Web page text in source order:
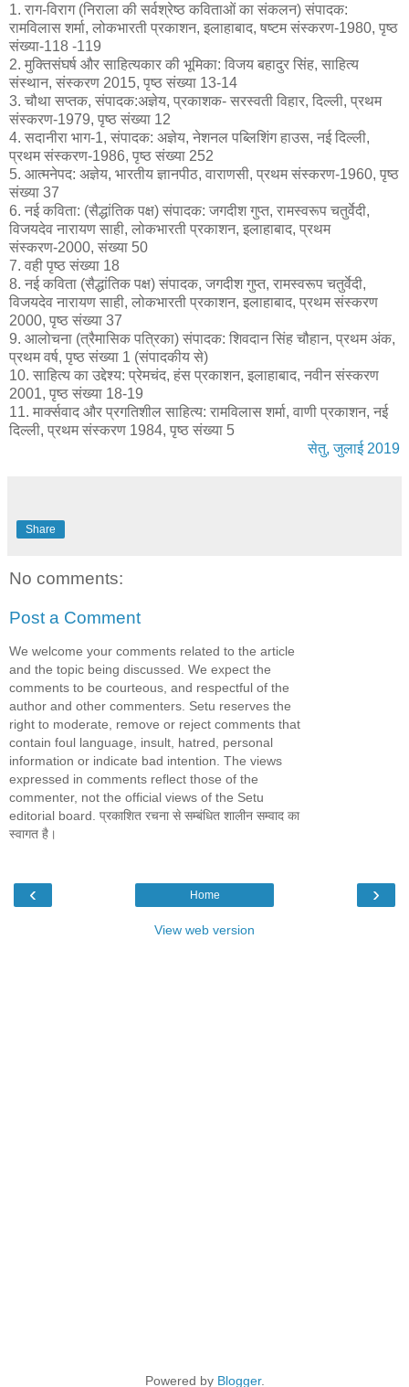
1. राग-विराग (निराला की सर्वश्रेष्ठ कविताओं का संकलन) संपादक:
रामविलास शर्मा, लोकभारती प्रकाशन, इलाहाबाद, षष्टम संस्करण-1980, पृष्ठ
संख्या-118 -119
2. मुक्तिसंघर्ष और साहित्यकार की भूमिका: विजय बहादुर सिंह, साहित्य
संस्थान, संस्करण 2015, पृष्ठ संख्या 13-14
3. चौथा सप्तक, संपादक:अज्ञेय, प्रकाशक- सरस्वती विहार, दिल्ली, प्रथम
संस्करण-1979, पृष्ठ संख्या 12
4. सदानीरा भाग-1, संपादक: अज्ञेय, नेशनल पब्लिशिंग हाउस, नई दिल्ली,
प्रथम संस्करण-1986, पृष्ठ संख्या 252
5. आत्मनेपद: अज्ञेय, भारतीय ज्ञानपीठ, वाराणसी, प्रथम संस्करण-1960, पृष्ठ
संख्या 37
6. नई कविता: (सैद्धांतिक पक्ष) संपादक: जगदीश गुप्त, रामस्वरूप चतुर्वेदी,
विजयदेव नारायण साही, लोकभारती प्रकाशन, इलाहाबाद, प्रथम
संस्करण-2000, संख्या 50
7. वही पृष्ठ संख्या 18
8. नई कविता (सैद्धांतिक पक्ष) संपादक, जगदीश गुप्त, रामस्वरूप चतुर्वेदी,
विजयदेव नारायण साही, लोकभारती प्रकाशन, इलाहाबाद, प्रथम संस्करण
2000, पृष्ठ संख्या 37
9. आलोचना (त्रैमासिक पत्रिका) संपादक: शिवदान सिंह चौहान, प्रथम अंक,
प्रथम वर्ष, पृष्ठ संख्या 1 (संपादकीय से)
10. साहित्य का उद्देश्य: प्रेमचंद, हंस प्रकाशन, इलाहाबाद, नवीन संस्करण
2001, पृष्ठ संख्या 18-19
11. मार्क्सवाद और प्रगतिशील साहित्य: रामविलास शर्मा, वाणी प्रकाशन, नई
दिल्ली, प्रथम संस्करण 1984, पृष्ठ संख्या 5
सेतु, जुलाई 2019
Share
No comments:
Post a Comment
We welcome your comments related to the article
and the topic being discussed. We expect the
comments to be courteous, and respectful of the
author and other commenters. Setu reserves the
right to moderate, remove or reject comments that
contain foul language, insult, hatred, personal
information or indicate bad intention. The views
expressed in comments reflect those of the
commenter, not the official views of the Setu
editorial board. प्रकाशित रचना से सम्बंधित शालीन सम्वाद का
स्वागत है।
‹ ›
Home
View web version
Powered by Blogger.